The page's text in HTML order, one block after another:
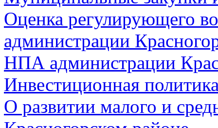
Оценка регулирующего
администрации
НПА администрации
Инвестиционная
О развитии малого и